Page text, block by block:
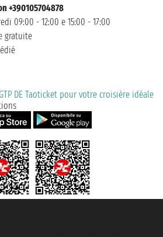
+390105704878
09:00 - 12:00 e 15:00 - 17:00
gratuite
DE Taoticket pour votre croisière idéale